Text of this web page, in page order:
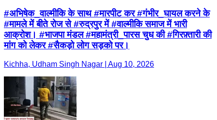
#अभिषेक_वाल्मीकि के साथ #मारपीट कर #गंभीर_घायल करने के
#मामले में बीते रोज से #रुद्रपुर में #वाल्मीकि समाज में भारी
आक्रोश। #भाजपा मंडल #महामंत्री_पारस चुध की #गिरफ़्तारी की
मांग को लेकर #सैकड़ो लोग सड़को पर।
Kichha, Udham Singh Nagar | Aug 10, 2026